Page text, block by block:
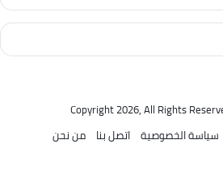
سياسة الخصوصية اتصل بنا من نحن